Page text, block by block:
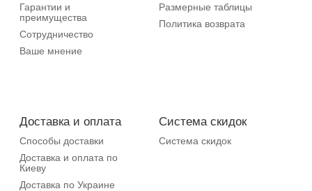
Гарантии и
преимущества
Сотрудничество
Ваше мнение
Размерные таблицы
Политика возврата
Доставка и оплата
Способы доставки
Доставка и оплата по
Киеву
Доставка по Украине
Система скидок
Система скидок